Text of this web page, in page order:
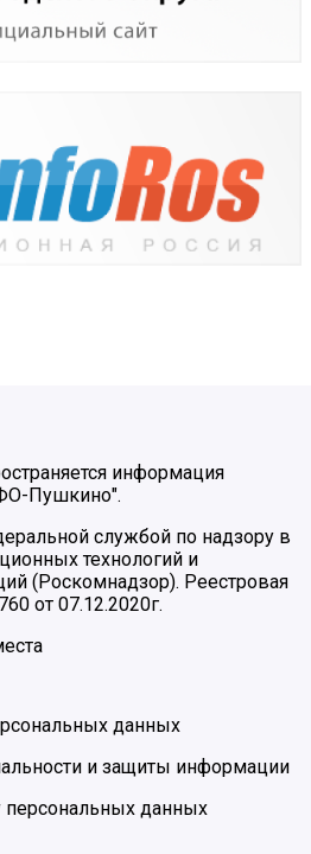
информация
Пушкино".
службой по надзору в
технологий и
(Роскомнадзор). Реестровая
от 07.12.2020г.
данных
и защиты информации
персональных данных